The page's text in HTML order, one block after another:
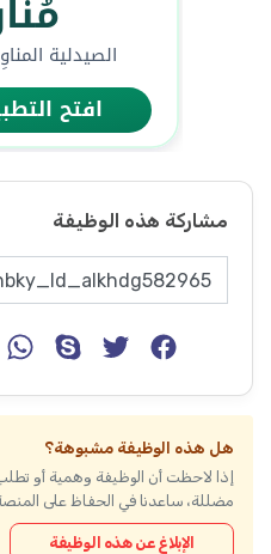
مشاركة هذه الوظيفة
هل هذه الوظيفة مشبوهة؟
إذا لاحظت أن الوظيفة وهمية أو
مضللة، ساعدنا في الحفاظ على
الإبلاغ عن هذه الوظيفة